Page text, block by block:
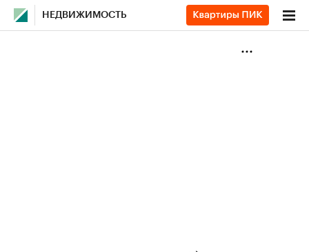
НЕДВИЖИМОСТЬ